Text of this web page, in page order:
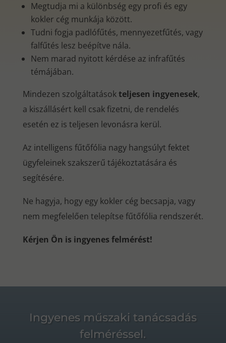
Megtudja mi a különbség egy profi és egy
kokler cég munkája között.
Tudni fogja padlófűtés, mennyezetfűtés, vagy
falfűtés lesz beépítve nála.
Nem marad nyitott kérdése az infrafűtés
témájában.
Mindezen szolgáltatásokteljesen ingyenesek,
a kiszállásért kell csak fizetni, de rendelés
esetén ez is teljesen levonásra kerül.
Az intelligens fűtőfólia nagy hangsúlyt fektet
ügyfeleinek szakszerű tájékoztatására és
segítésére.
Ne hagyja, hogy egy kokler cég becsapja, vagy
nem megfelelően telepítse fűtőfólia rendszerét.
Kérjen Ön is ingyenes felmérést!
Ingyenes műszaki tanácsadás
felméréssel.